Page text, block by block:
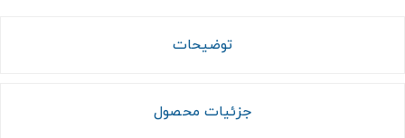
توضیحات
جزئیات محصول